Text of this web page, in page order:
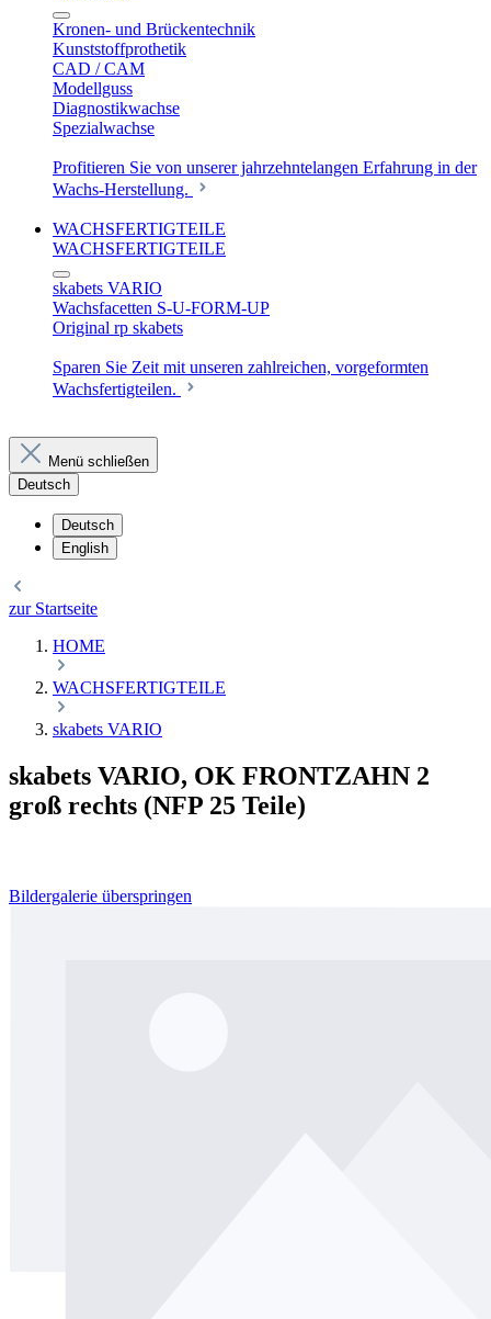
Kronen- und Brückentechnik
Kunststoffprothetik
CAD / CAM
Modellguss
Diagnostikwachse
Spezialwachse
Profitieren Sie von unserer jahrzehntelangen Erfahrung in der
Wachs-Herstellung.
WACHSFERTIGTEILE
WACHSFERTIGTEILE
skabets VARIO
Wachsfacetten S-U-FORM-UP
Original rp skabets
Sparen Sie Zeit mit unseren zahlreichen, vorgeformten
Wachsfertigteilen.
Menü schließen
Deutsch
Deutsch
English
zur Startseite
HOME
WACHSFERTIGTEILE
skabets VARIO
skabets VARIO, OK FRONTZAHN 2
groß rechts (NFP 25 Teile)
Bildergalerie überspringen